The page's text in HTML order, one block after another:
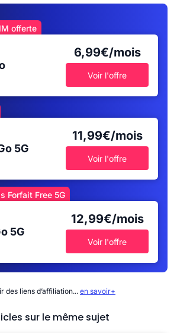
offerte
6,99€/mois
Voir l'offre
5G
11,99€/mois
Voir l'offre
Forfait Free 5G
5G
12,99€/mois
Voir l'offre
des liens d’affiliation... en savoir+
sur le même sujet